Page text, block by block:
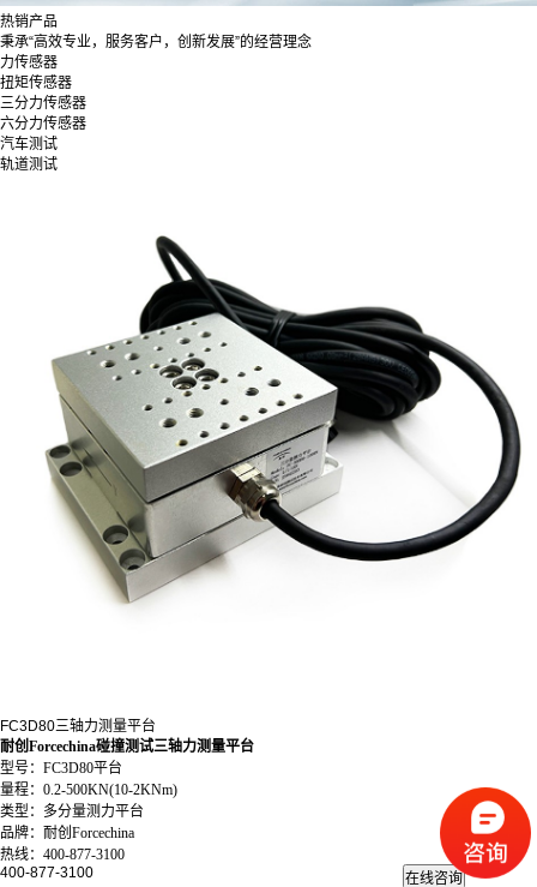
热销产品
秉承“高效专业，服务客户，创新发展”的经营理念
力传感器
扭矩传感器
三分力传感器
六分力传感器
汽车测试
轨道测试
FC3D80三轴力测量平台
耐创Forcechina碰撞测试三轴力测量平台
型号：FC3D80平台
量程： 0.2-500KN(10-2KNm)
类型：多分量测力平台
品牌：耐创Forcechina
热线：400-877-3100
400-877-3100